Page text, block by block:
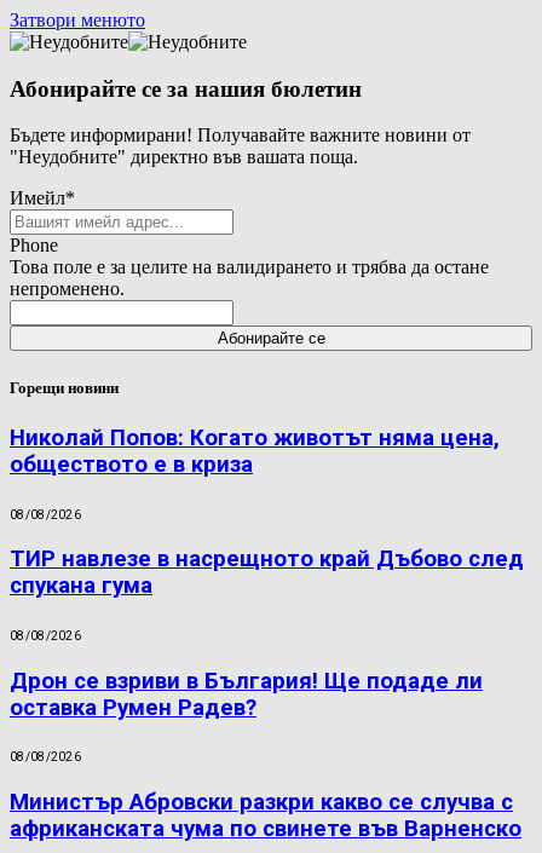
Затвори менюто
Абонирайте се за нашия бюлетин
Бъдете информирани! Получавайте важните новини от
"Неудобните" директно във вашата поща.
Имейл*
Phone
Това поле е за целите на валидирането и трябва да остане
непроменено.
Горещи новини
Николай Попов: Когато животът няма цена,
обществото е в криза
08/08/2026
ТИР навлезе в насрещното край Дъбово след
спукана гума
08/08/2026
Дрон се взриви в България! Ще подаде ли
оставка Румен Радев?
08/08/2026
Министър Абровски разкри какво се случва с
африканската чума по свинете във Варненско